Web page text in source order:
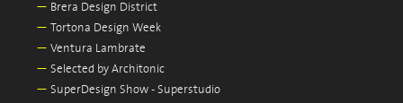
— Brera Design District
— Tortona Design Week
— Ventura Lambrate
— Selected by Architonic
— SuperDesign Show - Superstudio